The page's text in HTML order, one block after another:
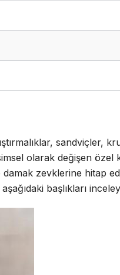
sandviçler,
olarak değişen özel
zevklerine hitap
başlıkları